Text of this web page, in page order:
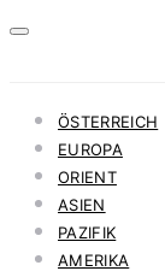
ÖSTERREICH
EUROPA
ORIENT
ASIEN
PAZIFIK
AMERIKA